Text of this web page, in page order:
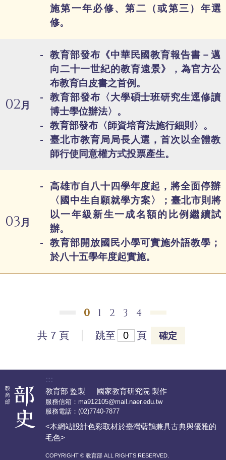
施第一年必修、第二（或第三）年選
修。
02月
教育部發布《中華民國教育報告書－邁
向二十一世紀的教育遠景》，為官方公
布教育白皮書之首例。
教育部發布〈大學碩士班研究生逕修讀
博士學位辦法〉。
教育部發布〈師資培育法施行細則〉。
臺北市教育局局長人選，首次以全體教
師行使同意權方式投票產生。
03 月
高雄市自八十四學年度起，將全面停辦
〈國中生自願就學方案〉；臺北市則將
以一年級新生一成名額的比例繼續試
辦。
教育部開放國民小學可實施外語教學；
於八十五學年度起實施。
0 1 2 3 4
共 7 頁 跳至 頁 確定
:::
教育部 監製 國家教育研究院 製作
服務信箱： ma912105@mail.naer.edu.tw
服務電話： (02)7740-7877
<本網站設計色彩取材於臺灣藍鵲兼具古典與優雅的
毛色>
COPYRIGHT © 教育部 ALL RIGHTS RESERVED.